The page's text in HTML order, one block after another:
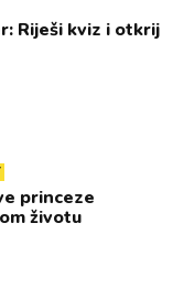
Riješi kviz i otkrij
princeze
životu